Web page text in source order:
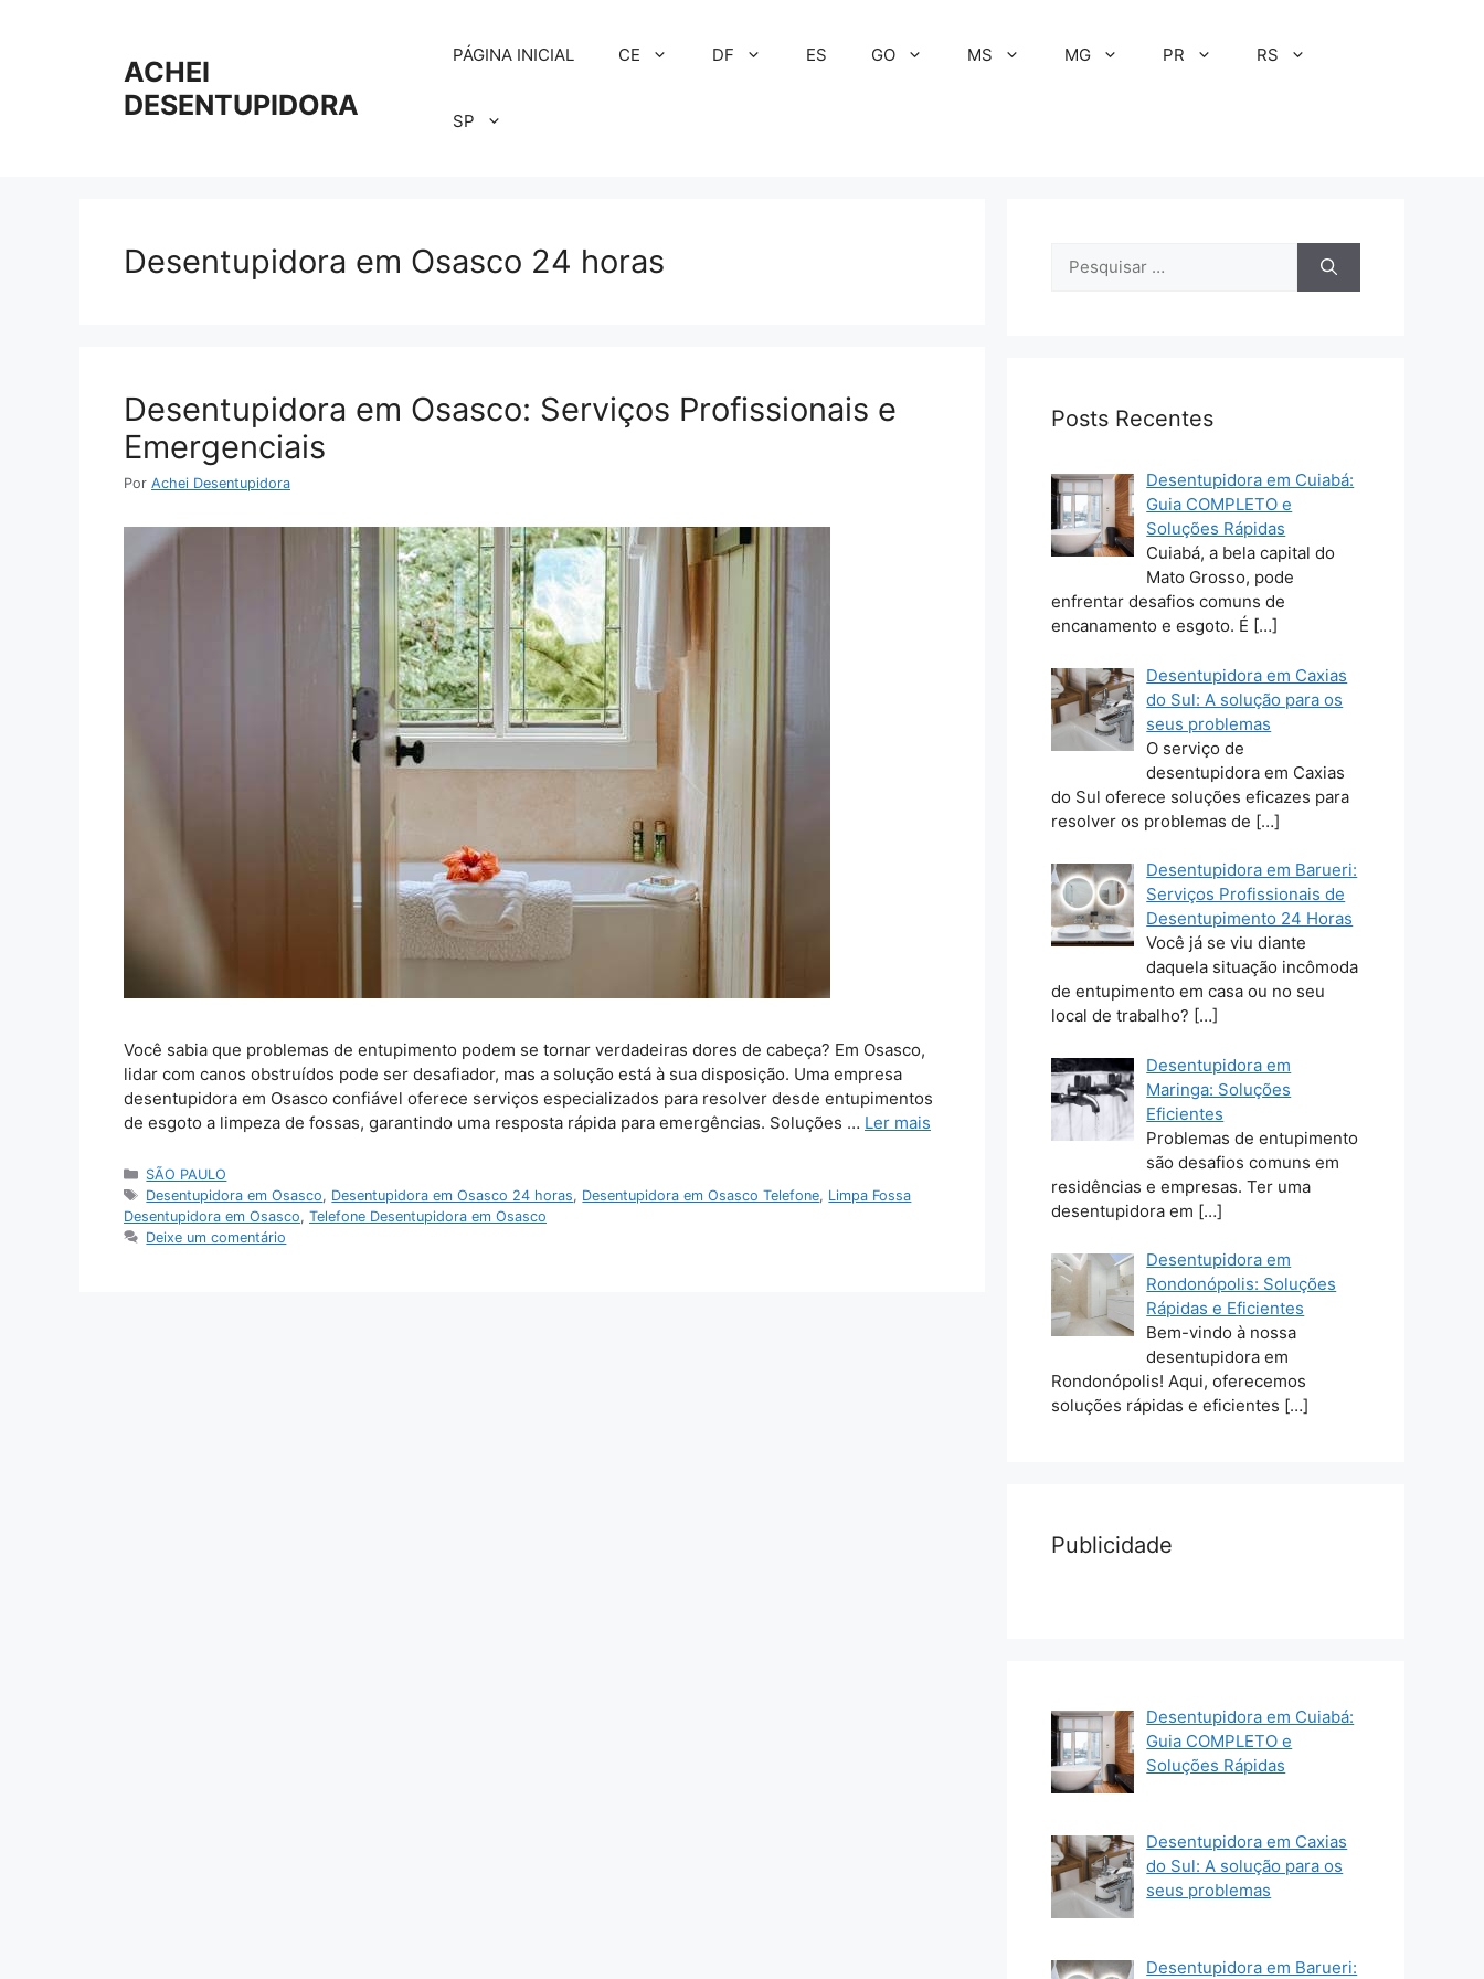
ACHEI
DESENTUPIDORA
PÁGINA INICIAL CE DF ES GO MS MG PR RS
SP
Desentupidora em Osasco 24 horas
Desentupidora em Osasco: Serviços Profissionais e
Emergenciais
Por Achei Desentupidora
Você sabia que problemas de entupimento podem se tornar verdadeiras dores de cabeça? Em Osasco,
lidar com canos obstruídos pode ser desafiador, mas a solução está à sua disposição. Uma empresa
desentupidora em Osasco confiável oferece serviços especializados para resolver desde entupimentos
de esgoto a limpeza de fossas, garantindo uma resposta rápida para emergências. Soluções … Ler mais
Categorias
SÃO PAULO
Tags
Desentupidora em Osasco, Desentupidora em Osasco 24 horas, Desentupidora em Osasco Telefone, Limpa Fossa
Desentupidora em Osasco, Telefone Desentupidora em Osasco
Deixe um comentário
por:
Posts Recentes
Desentupidora em Cuiabá:
Guia COMPLETO e
Soluções Rápidas
Cuiabá, a bela capital do
Mato Grosso, pode
enfrentar desafios comuns de
encanamento e esgoto. É […]
Desentupidora em Caxias
do Sul: A solução para os
seus problemas
O serviço de
desentupidora em Caxias
do Sul oferece soluções eficazes para
resolver os problemas de […]
Desentupidora em Barueri:
Serviços Profissionais de
Desentupimento 24 Horas
Você já se viu diante
daquela situação incômoda
de entupimento em casa ou no seu
local de trabalho? […]
Desentupidora em
Maringa: Soluções
Eficientes
Problemas de entupimento
são desafios comuns em
residências e empresas. Ter uma
desentupidora em […]
Desentupidora em
Rondonópolis: Soluções
Rápidas e Eficientes
Bem-vindo à nossa
desentupidora em
Rondonópolis! Aqui, oferecemos
soluções rápidas e eficientes […]
Publicidade
Desentupidora em Cuiabá:
Guia COMPLETO e
Soluções Rápidas
Desentupidora em Caxias
do Sul: A solução para os
seus problemas
Desentupidora em Barueri: